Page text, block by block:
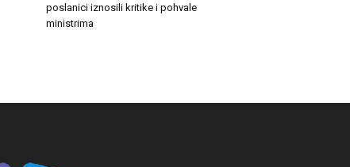
poslanici iznosili kritike i pohvale
ministrima